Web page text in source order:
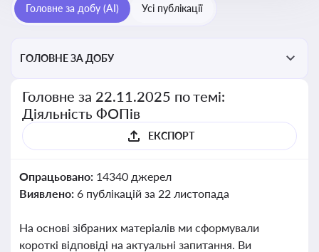
Головне за добу (AI) Усі публікації
ГОЛОВНЕ ЗА ДОБУ
Головне за 22.11.2025 по темі:
Діяльність ФОПів
ЕКСПОРТ
Опрацьовано: 14340 джерел
Виявлено: 6 публікацій за 22 листопада
На основі зібраних матеріалів ми сформували
короткі відповіді на актуальні запитання. Ви